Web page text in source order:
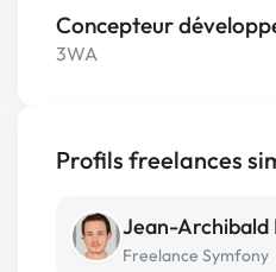
Concepteur
3WA
Profils freelances
Jean-Archibald
Freelance Symfony